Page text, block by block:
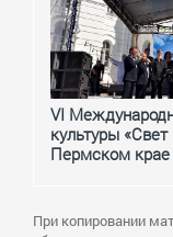
VI
культуры
Пермском крае
При копировании